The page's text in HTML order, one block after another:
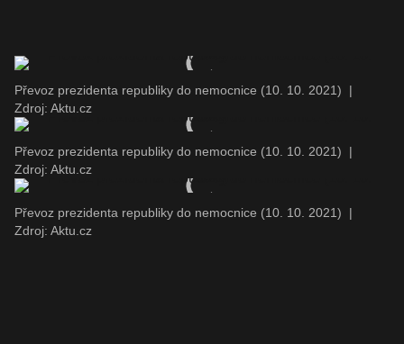
Převoz prezidenta republiky do nemocnice (10. 10. 2021)
|
Zdroj: Aktu.cz
Převoz prezidenta republiky do nemocnice (10. 10. 2021)
|
Zdroj: Aktu.cz
Převoz prezidenta republiky do nemocnice (10. 10. 2021)
|
Zdroj: Aktu.cz